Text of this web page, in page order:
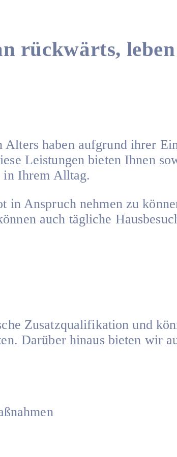
rückwärts,
haben aufgrund ihrer
Leistungen bieten Ihnen
in Ihrem Alltag.
Anspruch nehmen zu
auch tägliche
Zusatzqualifikation und
Darüber hinaus bieten wir